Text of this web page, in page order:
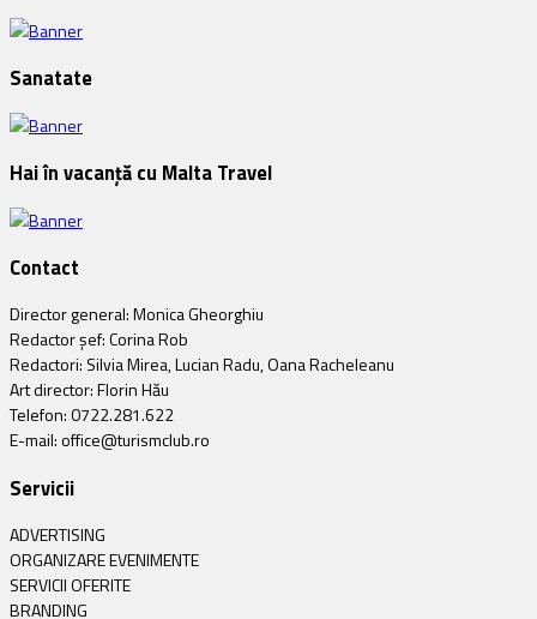
Sanatate
Hai în vacanță cu Malta Travel
Contact
Director general: Monica Gheorghiu
Redactor șef: Corina Rob
Redactori: Silvia Mirea, Lucian Radu, Oana Racheleanu
Art director: Florin Hău
Telefon: 0722.281.622
E-mail: office@turismclub.ro
Servicii
ADVERTISING
ORGANIZARE EVENIMENTE
SERVICII OFERITE
BRANDING